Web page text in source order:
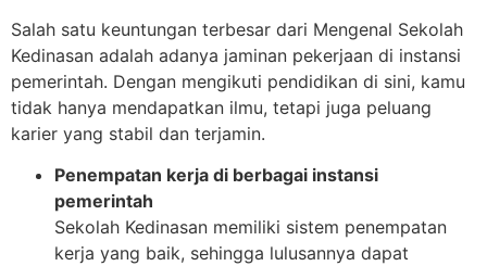
Salah satu keuntungan terbesar dari Mengenal Sekolah
Kedinasan adalah adanya jaminan pekerjaan di instansi
pemerintah. Dengan mengikuti pendidikan di sini, kamu
tidak hanya mendapatkan ilmu, tetapi juga peluang
karier yang stabil dan terjamin.
Penempatan kerja di berbagai instansi
pemerintah
Sekolah Kedinasan memiliki sistem penempatan
kerja yang baik, sehingga lulusannya dapat